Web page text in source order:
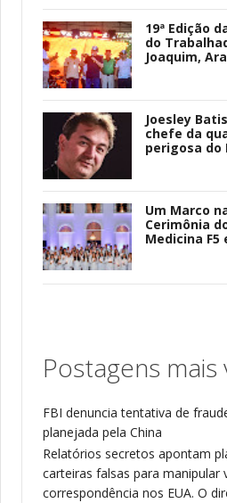
19ª Edição
do
Joaquim,
Joesley
chefe da
perigosa do
Um Marco
Cerimônia
Medicina F5
Postagens mais
FBI denuncia tentativa de
planejada pela China
Relatórios secretos apontam
carteiras falsas para manipular
correspondência nos EUA. O